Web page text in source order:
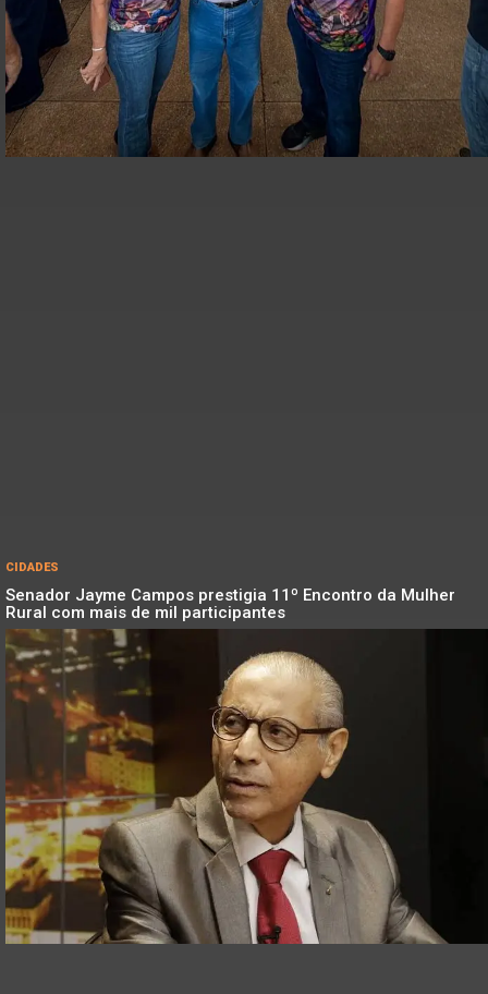
CIDADES
Senador Jayme Campos prestigia 11º Encontro da Mulher
Rural com mais de mil participantes